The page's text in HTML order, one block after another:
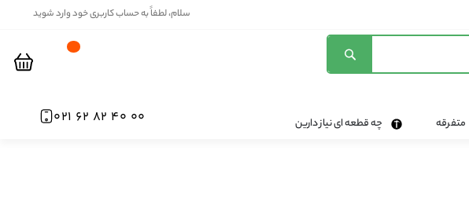
سلام، لطفاً به حساب کاربری خود وارد شوید
متفرقه چه قطعه ای نیاز دارین 00 40 82 62 021